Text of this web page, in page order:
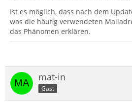
Ist es möglich, dass nach dem
was die häufig verwendeten
das Phänomen erklären.
mat-in
Gast